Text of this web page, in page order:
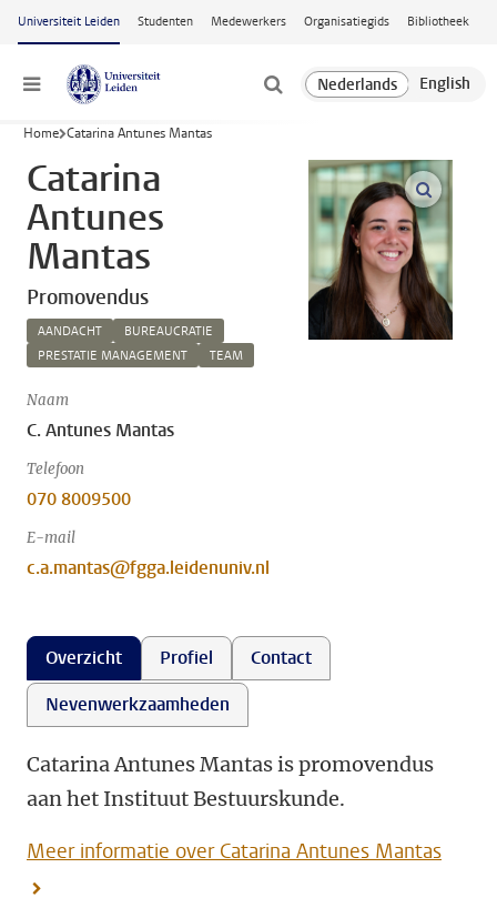
Ga naar hoofdinhoud
Universiteit Leiden Studenten Medewerkers Organisatiegids Bibliotheek
Menu
Home Catarina Antunes Mantas
Catarina
Antunes
Mantas
Promovendus
AANDACHT
BUREAUCRATIE
PRESTATIE MANAGEMENT
TEAM
Naam
C. Antunes Mantas
Telefoon
070 8009500
E-mail
c.a.mantas@fgga.leidenuniv.nl
open
Overzicht Profiel
Contact
Nevenwerkzaamheden
Catarina Antunes Mantas is promovendus
aan het Instituut Bestuurskunde.
Meer informatie over Catarina Antunes Mantas